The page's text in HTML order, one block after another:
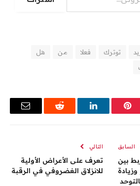
توترك فعلا من
هل
بينتيريستلينكدإن رديت
البريد
السابق
بين
التالي
تعرف على الأعراض الأولية
للانزلاق الغضروفي في الرقبة